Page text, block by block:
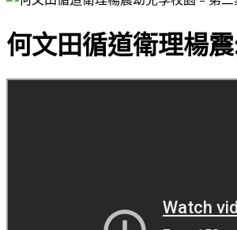
何文田循道衛理楊